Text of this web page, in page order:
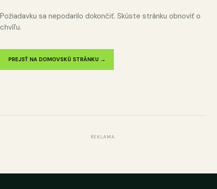
Požiadavku sa nepodarilo dokončiť. Skúste stránku obnoviť o
chvíľu.
PREJSŤ NA DOMOVSKÚ STRÁNKU →
REKLAMA